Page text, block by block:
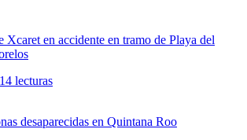
Xcaret en accidente en tramo de Playa del
lecturas
desaparecidas en Quintana Roo